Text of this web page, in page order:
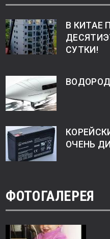
В КИТАЕ
СУТКИ!
ОЧЕНЬ
ФОТОГАЛЕРЕЯ